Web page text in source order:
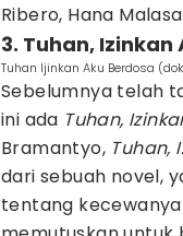
Ribero, Hana
3. Tuhan, Izinkan
Tuhan Ijinkan Aku Berdosa
Sebelumnya telah
ini ada Tuhan,
Bramantyo, Tuhan,
dari sebuah novel,
tentang